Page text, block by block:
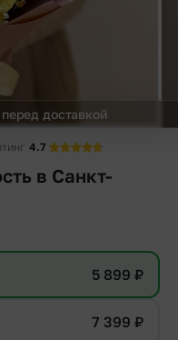
доставкой
4.7
в Санкт-
5 899 ₽
7 399 ₽